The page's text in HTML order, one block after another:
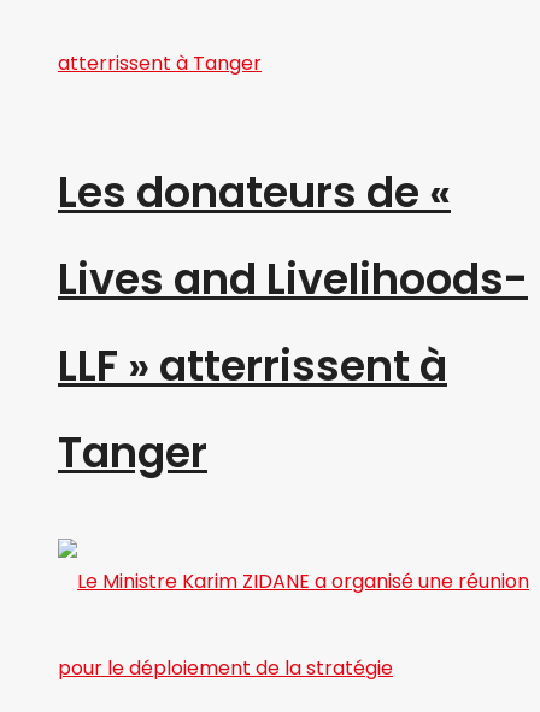
Les donateurs de «
Lives and Livelihoods-
LLF » atterrissent à
Tanger